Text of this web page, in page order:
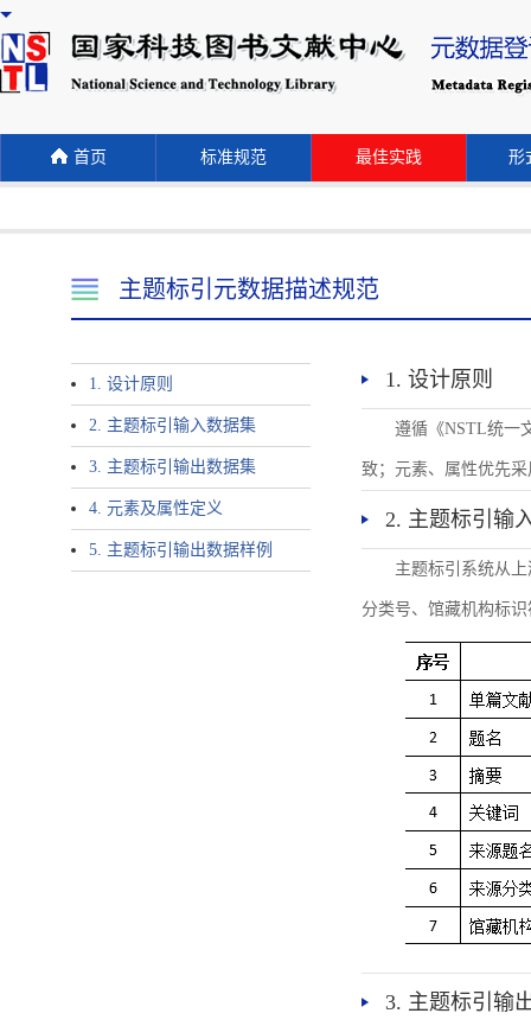
首页 标准规范 最佳实践 形
主题标引元数据描述规范
1. 设计原则
2. 主题标引输入数据集
3. 主题标引输出数据集
4. 元素及属性定义
5. 主题标引输出数据样例
1. 设计原则
遵循《NSTL统一
致；元素、属性优先
2. 主题标引输
主题标引系统从
分类号、馆藏机构标
3. 主题标引输